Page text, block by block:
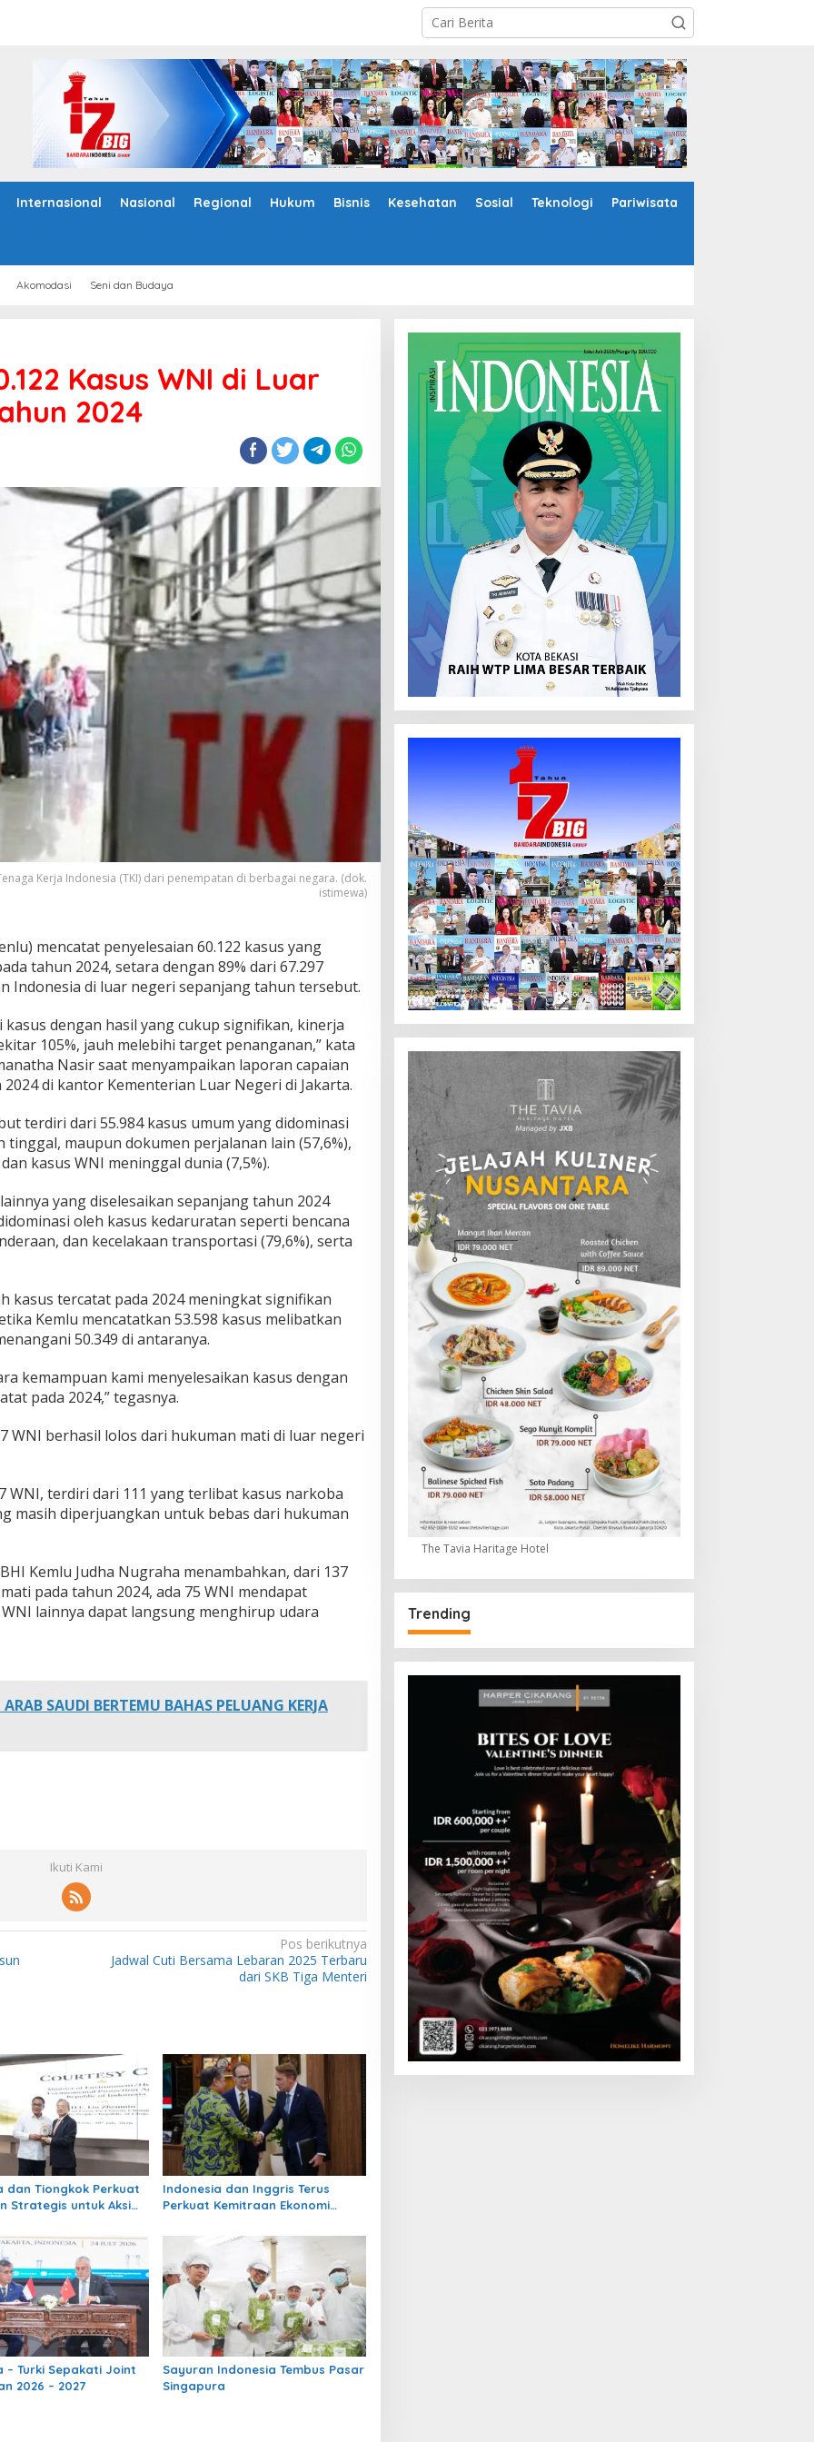
Internasional Nasional Regional Hukum Bisnis Kesehatan Sosial Teknologi Pariwisata
Akomodasi Seni dan Budaya
Kasus WNI di Luar
2024
Kerja Indonesia (TKI) dari penempatan di berbagai negara. (dok.
istimewa)
mencatat penyelesaian 60.122 kasus yang
tahun 2024, setara dengan 89% dari 67.297
Indonesia di luar negeri sepanjang tahun tersebut.
dengan hasil yang cukup signifikan, kinerja
105%, jauh melebihi target penanganan,” kata
Nasir saat menyampaikan laporan capaian
di kantor Kementerian Luar Negeri di Jakarta.
terdiri dari 55.984 kasus umum yang didominasi
tinggal, maupun dokumen perjalanan lain (57,6%),
kasus WNI meninggal dunia (7,5%).
yang diselesaikan sepanjang tahun 2024
oleh kasus kedaruratan seperti bencana
dan kecelakaan transportasi (79,6%), serta
kasus tercatat pada 2024 meningkat signifikan
Kemlu mencatatkan 53.598 kasus melibatkan
50.349 di antaranya.
kemampuan kami menyelesaikan kasus dengan
pada 2024,” tegasnya.
WNI berhasil lolos dari hukuman mati di luar negeri
WNI, terdiri dari 111 yang terlibat kasus narkoba
masih diperjuangkan untuk bebas dari hukuman
Kemlu Judha Nugraha menambahkan, dari 137
pada tahun 2024, ada 75 WNI mendapat
lainnya dapat langsung menghirup udara
SAUDI BERTEMU BAHAS PELUANG KERJA
Ikuti Kami
Pos berikutnya
Jadwal Cuti Bersama Lebaran 2025 Terbaru
dari SKB Tiga Menteri
dan Tiongkok Perkuat
Strategis untuk Aksi
Indonesia dan Inggris Terus
Perkuat Kemitraan Ekonomi
– Turki Sepakati Joint
2026 – 2027
Sayuran Indonesia Tembus Pasar
Singapura
The Tavia Haritage Hotel
Trending